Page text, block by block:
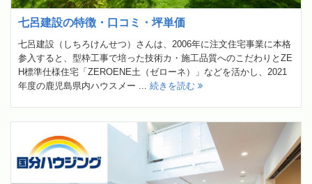
七呂建設の特徴・口コミ・坪単価
七呂建設（しちろけんせつ）さんは、2006年に注文住宅事業に本格
参入すると、型枠工事で培った技術カ・施工品質へのこだわりとZE
H標準仕様住宅「ZEROENE土（ゼローネ）」などを活かし、2021
年度の鹿児島県内ハウスメー ... 続きを読む